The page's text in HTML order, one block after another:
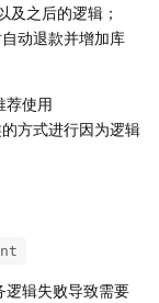
及之后的逻辑；
动退款并增加库
荐使用
方式进行因为逻辑
逻辑失败导致需要